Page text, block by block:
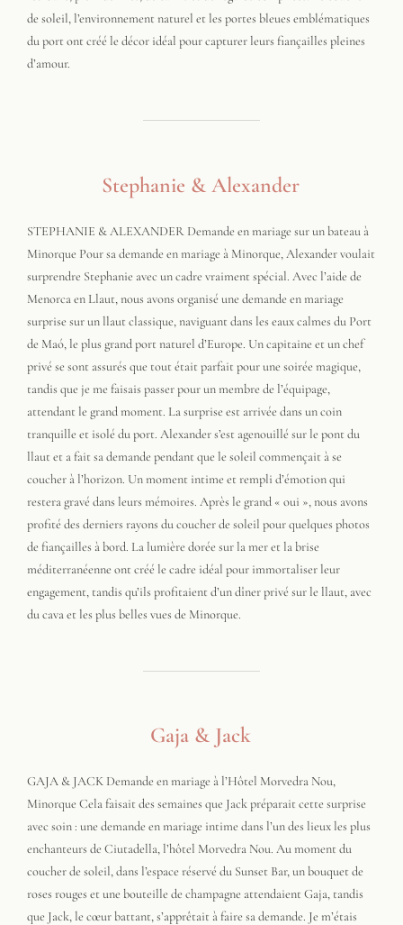
de soleil, l’environnement naturel et les portes bleues emblématiques
du port ont créé le décor idéal pour capturer leurs fiançailles pleines
d’amour.
Stephanie & Alexander
STEPHANIE & ALEXANDER Demande en mariage sur un bateau à
Minorque Pour sa demande en mariage à Minorque, Alexander voulait
surprendre Stephanie avec un cadre vraiment spécial. Avec l’aide de
Menorca en Llaut, nous avons organisé une demande en mariage
surprise sur un llaut classique, naviguant dans les eaux calmes du Port
de Maó, le plus grand port naturel d’Europe. Un capitaine et un chef
privé se sont assurés que tout était parfait pour une soirée magique,
tandis que je me faisais passer pour un membre de l’équipage,
attendant le grand moment. La surprise est arrivée dans un coin
tranquille et isolé du port. Alexander s’est agenouillé sur le pont du
llaut et a fait sa demande pendant que le soleil commençait à se
coucher à l’horizon. Un moment intime et rempli d’émotion qui
restera gravé dans leurs mémoires. Après le grand « oui », nous avons
profité des derniers rayons du coucher de soleil pour quelques photos
de fiançailles à bord. La lumière dorée sur la mer et la brise
méditerranéenne ont créé le cadre idéal pour immortaliser leur
engagement, tandis qu’ils profitaient d’un dîner privé sur le llaut, avec
du cava et les plus belles vues de Minorque.
Gaja & Jack
GAJA & JACK Demande en mariage à l’Hôtel Morvedra Nou,
Minorque Cela faisait des semaines que Jack préparait cette surprise
avec soin : une demande en mariage intime dans l’un des lieux les plus
enchanteurs de Ciutadella, l’hôtel Morvedra Nou. Au moment du
coucher de soleil, dans l’espace réservé du Sunset Bar, un bouquet de
roses rouges et une bouteille de champagne attendaient Gaja, tandis
que Jack, le cœur battant, s’apprêtait à faire sa demande. Je m’étais